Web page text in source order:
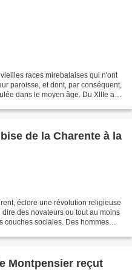
races mirebalaises qui n'ont
paroisse, et dont, par conséquent,
dans le moyen âge. Du XIIIe au
de la Charente à la
éclore une révolution religieuse
des novateurs ou tout au moins
couches sociales. Des hommes
Montpensier reçut